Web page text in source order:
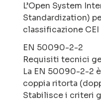
L’Open System
Standardization)
classificazione CEI
EN 50090-2-2
Requisiti tecnici
La EN 50090-2-2
coppia ritorta
Stabilisce i criteri